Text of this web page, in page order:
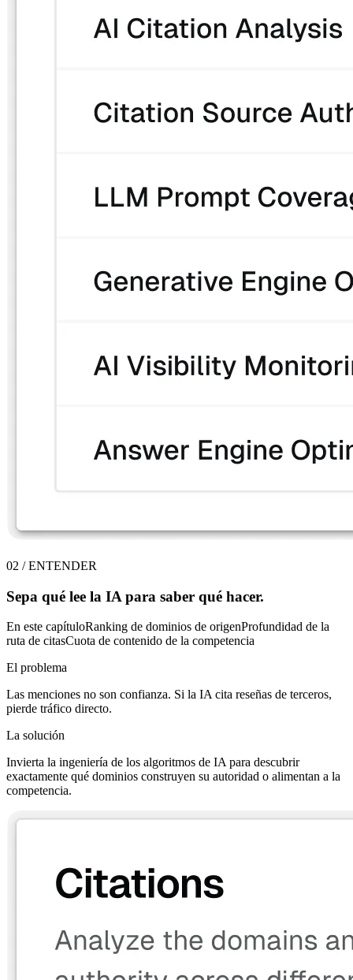
02 /ENTENDER
Sepa qué lee la IA para saber qué hacer.
En este capítuloRanking de dominios de origenProfundidad de la
ruta de citasCuota de contenido de la competencia
El problema
Las menciones no son confianza. Si la IA cita reseñas de terceros,
pierde tráfico directo.
La solución
Invierta la ingeniería de los algoritmos de IA para descubrir
exactamente qué dominios construyen su autoridad o alimentan a la
competencia.